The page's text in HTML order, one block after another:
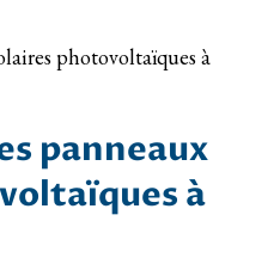
photovoltaïques à
panneaux
à